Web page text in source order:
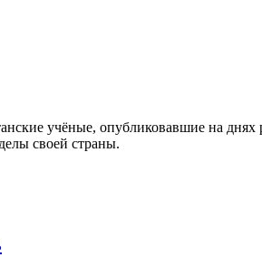
учёные, опубликовавшие на днях
своей страны.